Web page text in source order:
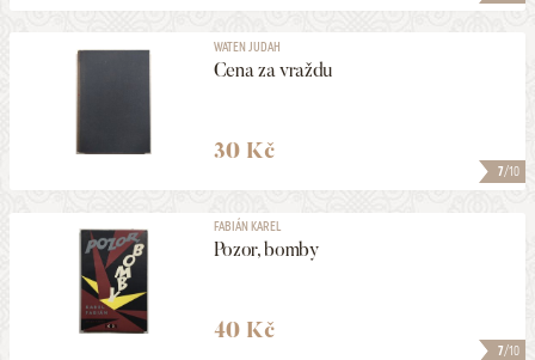
7/10
WATEN JUDAH
Cena za vraždu
30 Kč
7/10
FABIÁN KAREL
Pozor, bomby
40 Kč